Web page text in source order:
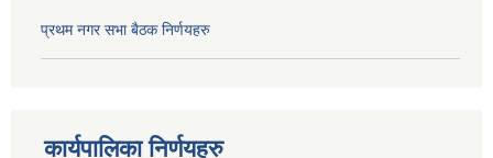
प्रथम नगर सभा बैठक निर्णयहरु
कार्यपालिका निर्णयहरु